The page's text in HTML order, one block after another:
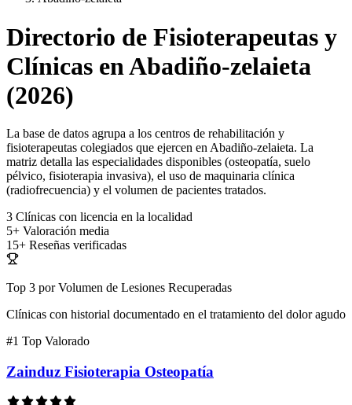
Directorio de Fisioterapeutas y
Clínicas en Abadiño-zelaieta
(2026)
La base de datos agrupa a los centros de rehabilitación y
fisioterapeutas colegiados que ejercen en Abadiño-zelaieta. La
matriz detalla las especialidades disponibles (osteopatía, suelo
pélvico, fisioterapia invasiva), el uso de maquinaria clínica
(radiofrecuencia) y el volumen de pacientes tratados.
3 Clínicas con licencia en la localidad
5+ Valoración media
15+ Reseñas verificadas
Top 3 por Volumen de Lesiones Recuperadas
Clínicas con historial documentado en el tratamiento del dolor agudo
#1 Top Valorado
Zainduz Fisioterapia Osteopatía